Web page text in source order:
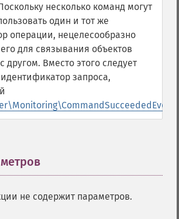
несколько команд могут
один и тот же
операции, нецелесообразно
для связывания объектов
другом. Вместо этого следует
запроса,
не содержит параметров.